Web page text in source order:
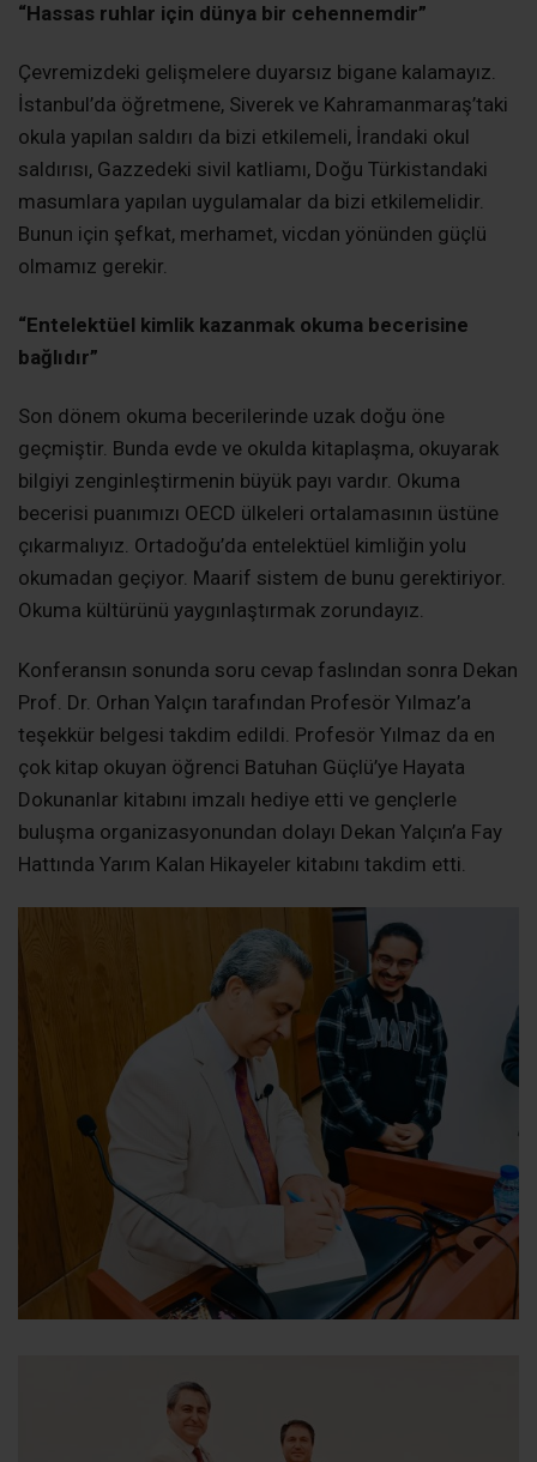
“Hassas ruhlar için dünya bir cehennemdir”
Çevremizdeki gelişmelere duyarsız bigane kalamayız.
İstanbul’da öğretmene, Siverek ve Kahramanmaraş’taki
okula yapılan saldırı da bizi etkilemeli, İrandaki okul
saldırısı, Gazzedeki sivil katliamı, Doğu Türkistandaki
masumlara yapılan uygulamalar da bizi etkilemelidir.
Bunun için şefkat, merhamet, vicdan yönünden güçlü
olmamız gerekir.
“Entelektüel kimlik kazanmak okuma becerisine
bağlıdır”
Son dönem okuma becerilerinde uzak doğu öne
geçmiştir. Bunda evde ve okulda kitaplaşma, okuyarak
bilgiyi zenginleştirmenin büyük payı vardır. Okuma
becerisi puanımızı OECD ülkeleri ortalamasının üstüne
çıkarmalıyız. Ortadoğu’da entelektüel kimliğin yolu
okumadan geçiyor. Maarif sistem de bunu gerektiriyor.
Okuma kültürünü yaygınlaştırmak zorundayız.
Konferansın sonunda soru cevap faslından sonra Dekan
Prof. Dr. Orhan Yalçın tarafından Profesör Yılmaz’a
teşekkür belgesi takdim edildi. Profesör Yılmaz da en
çok kitap okuyan öğrenci Batuhan Güçlü’ye Hayata
Dokunanlar kitabını imzalı hediye etti ve gençlerle
buluşma organizasyonundan dolayı Dekan Yalçın’a Fay
Hattında Yarım Kalan Hikayeler kitabını takdim etti.